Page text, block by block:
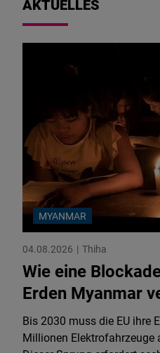
AKTUELLES
MYANMAR
04.08.2026 Thiha
Wie eine
Erden Myanmar
Bis 2030 muss die EU ihre
Millionen